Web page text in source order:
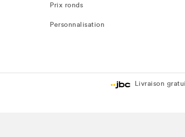
Prix ronds
Personnalisation
Livraison